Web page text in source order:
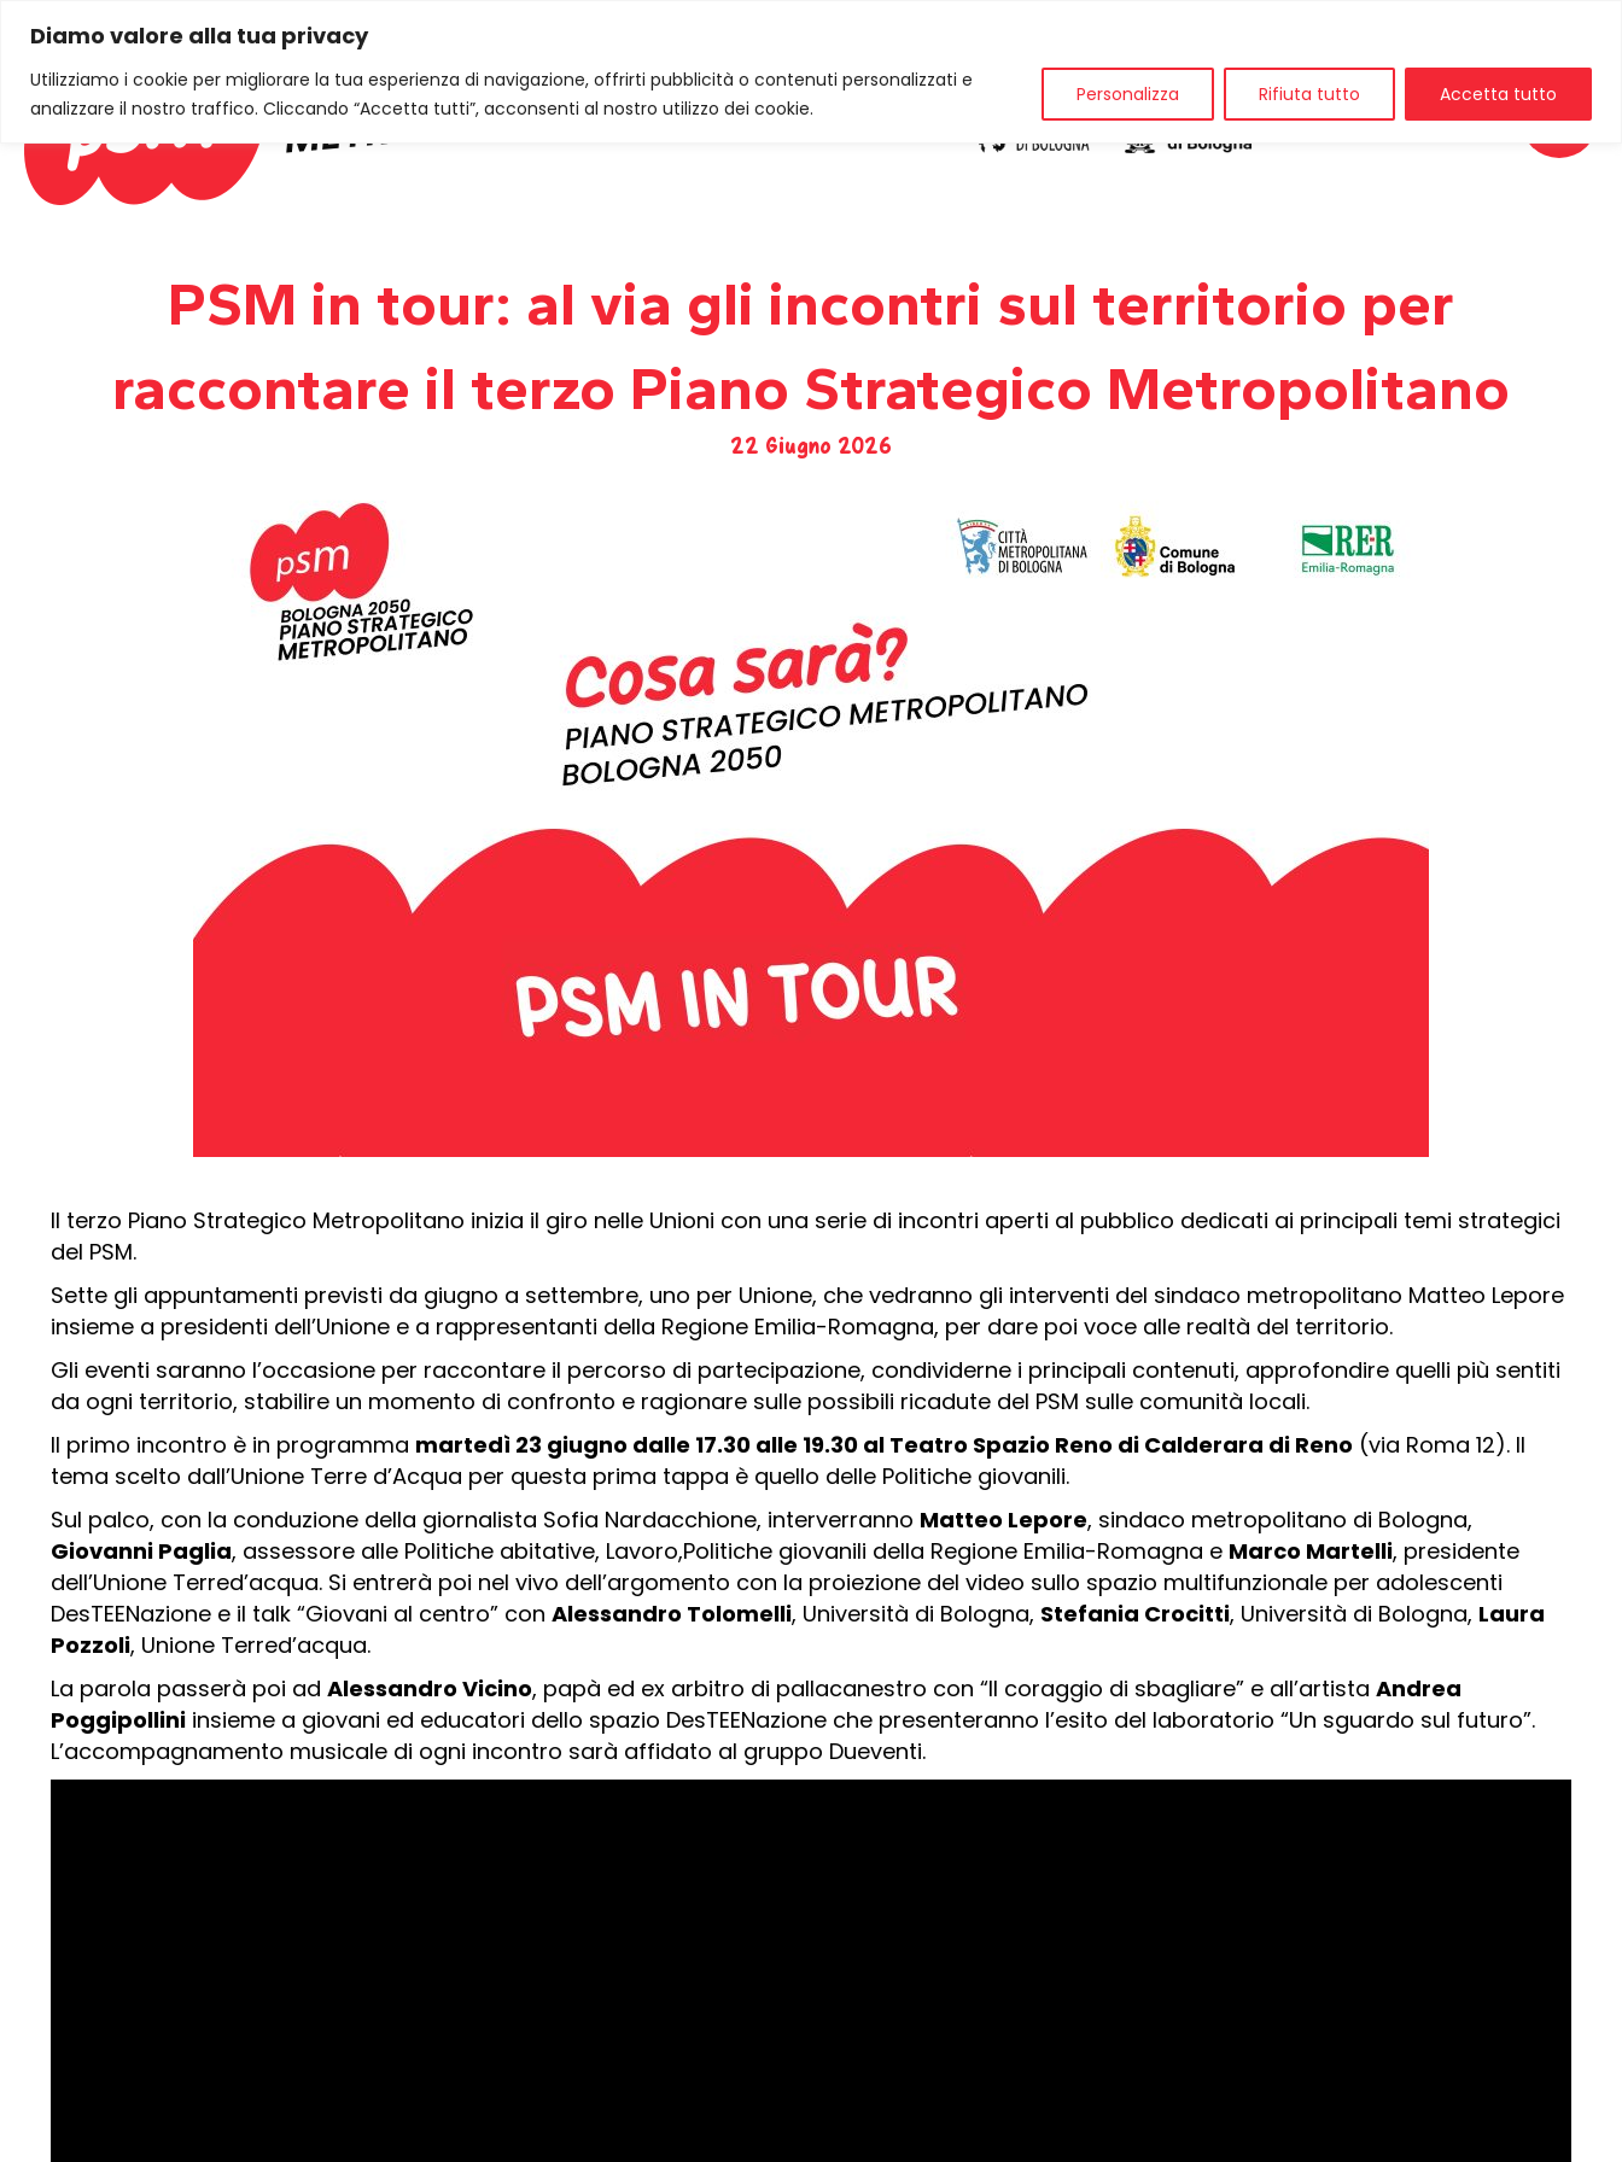
Diamo valore alla tua privacy
Utilizziamo i cookie per migliorare la tua esperienza di navigazione, offrirti pubblicità o contenuti personalizzati e
analizzare il nostro traffico. Cliccando “Accetta tutti”, acconsenti al nostro utilizzo dei cookie.
Personalizza Rifiuta tutto Accetta tutto
PSM in tour: al via gli incontri sul territorio per
raccontare il terzo Piano Strategico Metropolitano
22 Giugno 2026
Il terzo Piano Strategico Metropolitano inizia il giro nelle Unioni con una serie di incontri aperti al pubblico dedicati ai principali temi strategici
del PSM.
Sette gli appuntamenti previsti da giugno a settembre, uno per Unione, che vedranno gli interventi del sindaco metropolitano Matteo Lepore
insieme a presidenti dell’Unione e a rappresentanti della Regione Emilia-Romagna, per dare poi voce alle realtà del territorio.
Gli eventi saranno l’occasione per raccontare il percorso di partecipazione, condividerne i principali contenuti, approfondire quelli più sentiti
da ogni territorio, stabilire un momento di confronto e ragionare sulle possibili ricadute del PSM sulle comunità locali.
Il primo incontro è in programma martedì 23 giugno dalle 17.30 alle 19.30 al Teatro Spazio Reno di Calderara di Reno (via Roma 12). Il
tema scelto dall’Unione Terre d’Acqua per questa prima tappa è quello delle Politiche giovanili.
Sul palco, con la conduzione della giornalista Sofia Nardacchione, interverranno Matteo Lepore, sindaco metropolitano di Bologna,
Giovanni Paglia, assessore alle Politiche abitative, Lavoro,Politiche giovanili della Regione Emilia-Romagna e Marco Martelli, presidente
dell’Unione Terred’acqua. Si entrerà poi nel vivo dell’argomento con la proiezione del video sullo spazio multifunzionale per adolescenti
DesTEENazione e il talk “Giovani al centro” con Alessandro Tolomelli, Università di Bologna, Stefania Crocitti, Università di Bologna, Laura
Pozzoli, Unione Terred’acqua.
La parola passerà poi ad Alessandro Vicino, papà ed ex arbitro di pallacanestro con “Il coraggio di sbagliare” e all’artista Andrea
Poggipollini insieme a giovani ed educatori dello spazio DesTEENazione che presenteranno l’esito del laboratorio “Un sguardo sul futuro”.
L’accompagnamento musicale di ogni incontro sarà affidato al gruppo Dueventi.